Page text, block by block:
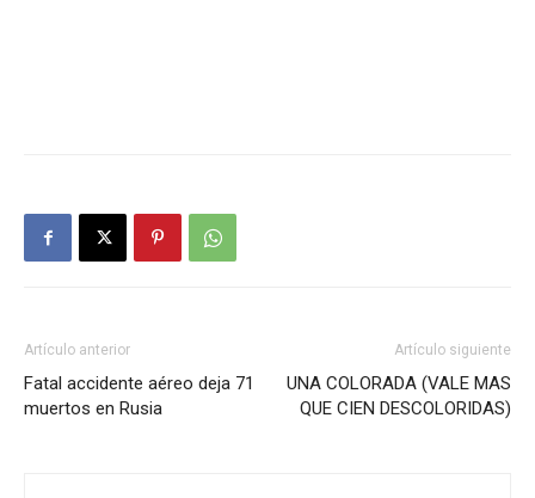
Artículo anterior
Fatal accidente aéreo deja 71
muertos en Rusia
Artículo siguiente
UNA COLORADA (VALE MAS
QUE CIEN DESCOLORIDAS)